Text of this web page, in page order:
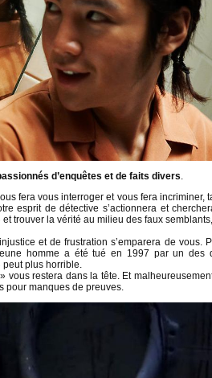
d’enquêtes et de faits divers.
fera vous interroger et vous fera incriminer,
esprit de détective s’actionnera et
trouver la vérité au milieu des faux
et de frustration s’emparera de vous.
homme a été tué en 1997 par un des
peut plus horrible.
vous restera dans la tête. Et
pour manques de preuves.